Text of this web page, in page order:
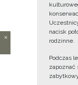
nacisk
rodzinne.
Podczas
zapoznać